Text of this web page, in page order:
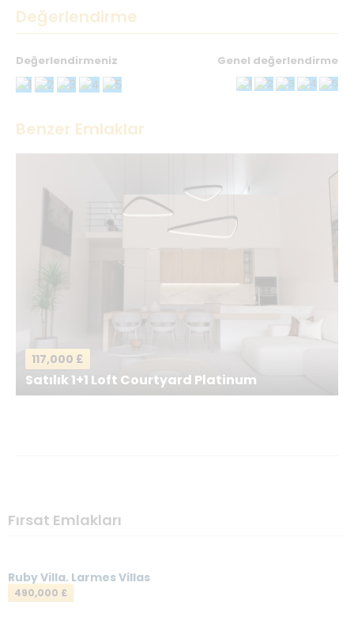
Değerlendirme
Değerlendirmeniz Genel değerlendirme
Teşekkürler
İsminiz*
E-postanız
Benzer Emlaklar
117,000 £
Satılık 1+1 Loft Courtyard Platinum
Fırsat Emlakları
Ruby Villa. Larmes Villas
490,000 £